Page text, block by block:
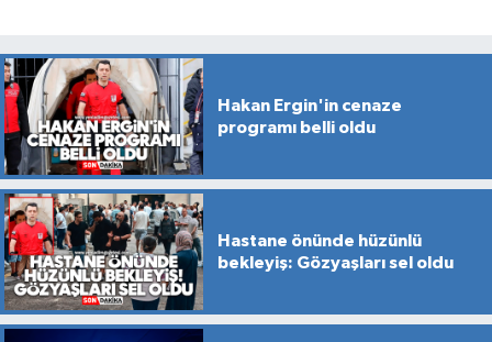
Hakan Ergin'in cenaze
programı belli oldu
Hastane önünde hüzünlü
bekleyiş: Gözyaşları sel oldu